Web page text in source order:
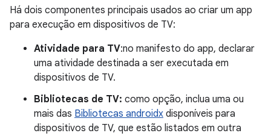
Há dois componentes principais usados ao criar um app
para execução em dispositivos de TV:
Atividade para TV:no manifesto do app, declarar
uma atividade destinada a ser executada em
dispositivos de TV.
Bibliotecas de TV: como opção, inclua uma ou
mais das Bibliotecas androidx disponíveis para
dispositivos de TV, que estão listados em outra